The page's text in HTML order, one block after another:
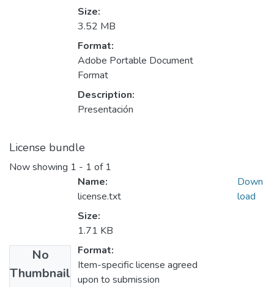
Size:
3.52 MB
Format:
Adobe Portable Document
Format
Description:
Presentación
License bundle
Now showing 1 - 1 of 1
No
Thumbnail
Name:
license.txt
Size:
1.71 KB
Format:
Item-specific license agreed
upon to submission
Down
load